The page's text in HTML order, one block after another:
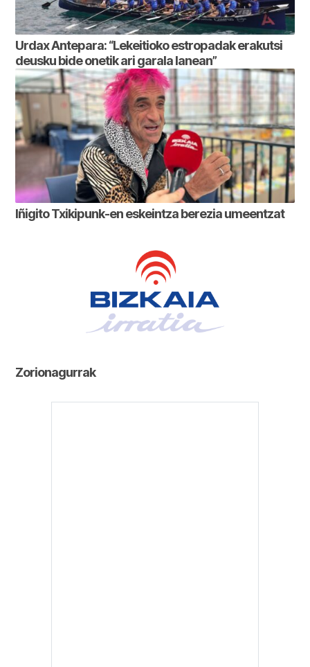
Urdax Antepara: “Lekeitioko estropadak erakutsi
deusku bide onetik ari garala lanean”
Iñigito Txikipunk-en eskeintza berezia umeentzat
Zorionagurrak